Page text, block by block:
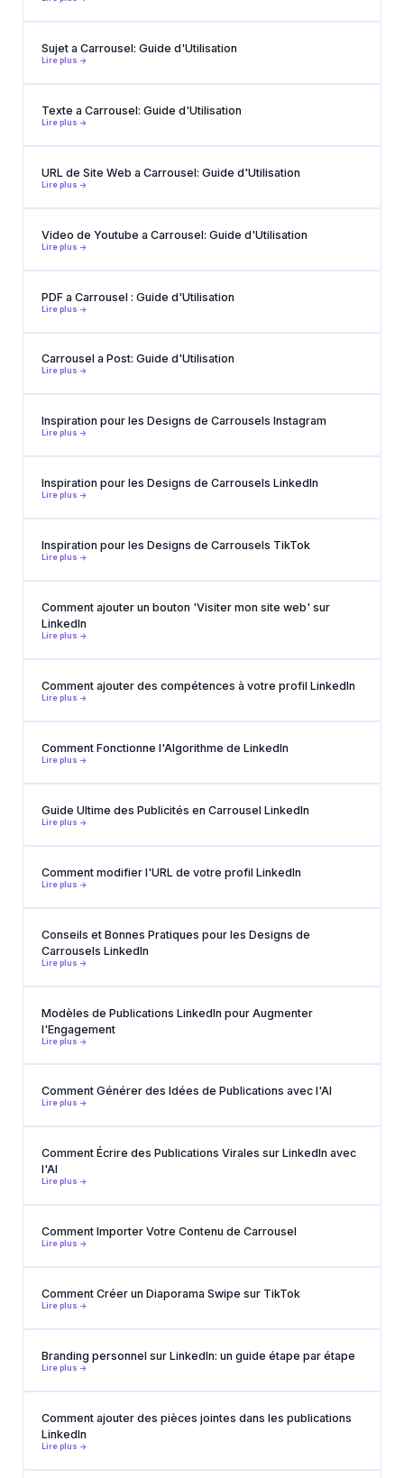
Sujet a Carrousel: Guide d'Utilisation
Lire plus ->
Texte a Carrousel: Guide d'Utilisation
Lire plus ->
URL de Site Web a Carrousel: Guide d'Utilisation
Lire plus ->
Video de Youtube a Carrousel: Guide d'Utilisation
Lire plus ->
PDF a Carrousel : Guide d'Utilisation
Lire plus ->
Carrousel a Post: Guide d'Utilisation
Lire plus ->
Inspiration pour les Designs de Carrousels Instagram
Lire plus ->
Inspiration pour les Designs de Carrousels LinkedIn
Lire plus ->
Inspiration pour les Designs de Carrousels TikTok
Lire plus ->
Comment ajouter un bouton 'Visiter mon site web' sur
LinkedIn
Lire plus ->
Comment ajouter des compétences à votre profil LinkedIn
Lire plus ->
Comment Fonctionne l'Algorithme de LinkedIn
Lire plus ->
Guide Ultime des Publicités en Carrousel LinkedIn
Lire plus ->
Comment modifier l'URL de votre profil LinkedIn
Lire plus ->
Conseils et Bonnes Pratiques pour les Designs de
Carrousels LinkedIn
Lire plus ->
Modèles de Publications LinkedIn pour Augmenter
l'Engagement
Lire plus ->
Comment Générer des Idées de Publications avec l'AI
Lire plus ->
Comment Écrire des Publications Virales sur LinkedIn avec
l'AI
Lire plus ->
Comment Importer Votre Contenu de Carrousel
Lire plus ->
Comment Créer un Diaporama Swipe sur TikTok
Lire plus ->
Branding personnel sur LinkedIn: un guide étape par étape
Lire plus ->
Comment ajouter des pièces jointes dans les publications
LinkedIn
Lire plus ->